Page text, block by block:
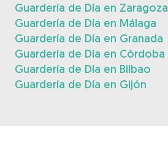
Guardería de Día en Zaragoza
Guardería de Día en Málaga
Guardería de Día en Granada
Guardería de Día en Córdoba
Guardería de Día en Bilbao
Guardería de Día en Gijón